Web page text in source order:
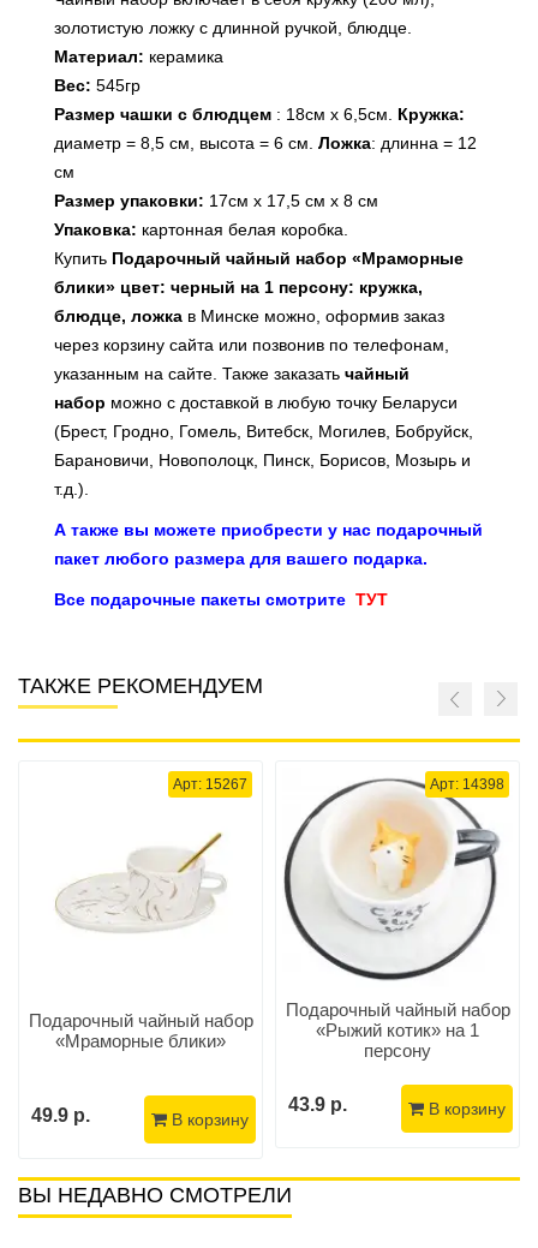
золотистую ложку с длинной ручкой, блюдце.
Материал: керамика
Вес: 545гр
Размер чашки с блюдцем : 18см х 6,5см. Кружка:
диаметр = 8,5 см, высота = 6 см. Ложка: длинна = 12
см
Размер упаковки: 17см х 17,5 см х 8 см
Упаковка: картонная белая коробка.
Купить Подарочный чайный набор «Мраморные
блики» цвет: черный на 1 персону: кружка,
блюдце, ложка в Минске можно, оформив заказ
через корзину сайта или позвонив по телефонам,
указанным на сайте. Также заказать чайный
набор можно с доставкой в любую точку Беларуси
(Брест, Гродно, Гомель, Витебск, Могилев, Бобруйск,
Барановичи, Новополоцк, Пинск, Борисов, Мозырь и
т.д.).
А также вы можете приобрести у нас подарочный
пакет любого размера для вашего подарка.
Все подарочные пакеты смотрите ТУТ
ТАКЖЕ РЕКОМЕНДУЕМ
Арт: 15267
Подарочный чайный набор
«Мраморные блики»
49.9 р. В корзину
Арт: 14398
Подарочный чайный набор
«Рыжий котик» на 1
персону
43.9 р. В корзину
ВЫ НЕДАВНО СМОТРЕЛИ